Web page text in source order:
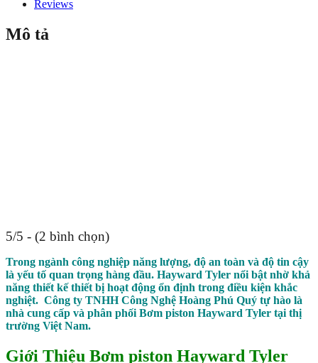
Reviews
Mô tả
5/5 - (2 bình chọn)
Trong ngành công nghiệp năng lượng, độ an toàn và độ tin cậy
là yếu tố quan trọng hàng đầu. Hayward Tyler nổi bật nhờ khả
năng thiết kế thiết bị hoạt động ổn định trong điều kiện khắc
nghiệt. Công ty TNHH Công Nghệ Hoàng Phú Quý tự hào là
nhà cung cấp và phân phối Bơm piston Hayward Tyler tại thị
trường Việt Nam.
Giới Thiệu Bơm piston Hayward Tyler